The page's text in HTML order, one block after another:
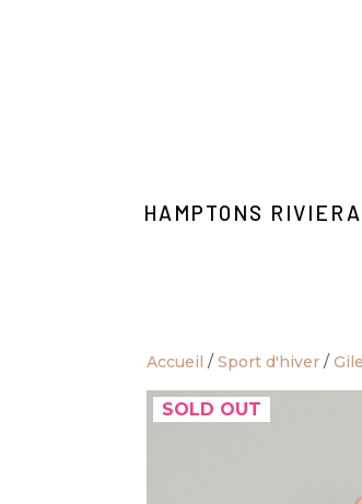
HAMPTONS RIVIERA
Accueil /Sport d'hiver /
SOLD OUT